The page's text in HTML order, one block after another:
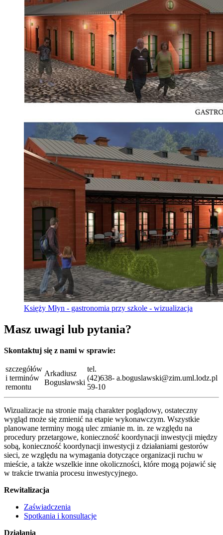
Księży Młyn - gastronomia przy szkole - wizualizacja
Masz uwagi lub pytania?
Skontaktuj się z nami w sprawie:
szczegółów
i terminów
remontu
Arkadiusz
Bogusławski
tel.
(42)638-
59-10
a.boguslawski@zim.uml.lodz.pl
Wizualizacje na stronie mają charakter poglądowy, ostateczny
wygląd może się zmienić na etapie wykonawczym. Wszystkie
planowane terminy mogą ulec zmianie m. in. ze względu na
procedury przetargowe, konieczność koordynacji inwestycji między
sobą, konieczność koordynacji inwestycji z działaniami gestorów
sieci, ze względu na wymagania dotyczące organizacji ruchu w
mieście, a także wszelkie inne okoliczności, które mogą pojawić się
w trakcie trwania procesu inwestycyjnego.
Rewitalizacja
Zaświadczenia
Spotkania i konsultacje
Działania